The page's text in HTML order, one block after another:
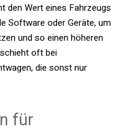
den Wert eines Fahrzeugs
Software oder Geräte, um
und so einen höheren
oft bei
die sonst nur
für